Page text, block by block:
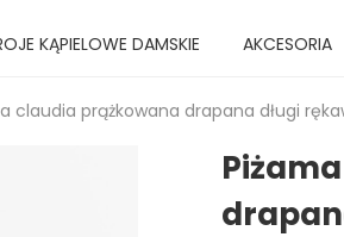
KĄPIELOWE DAMSKIE AKCESORIA
claudia prążkowana drapana długi